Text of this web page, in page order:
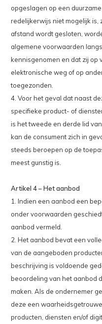
opgeslagen op een
redelijkerwijs niet mogelijk is,
afstand wordt gesloten,
algemene voorwaarden
kennisgenomen en dat zij op
elektronische weg of op
toegezonden.
4. Voor het geval dat naast
specifieke product- of
is het tweede en derde lid
kan de consument zich in
steeds beroepen op de
meest gunstig is.
Artikel 4 – Het aanbod
1. Indien een aanbod een
onder voorwaarden
aanbod vermeld.
2. Het aanbod bevat een
van de aangeboden
beschrijving is voldoende
beoordeling van het aanbod
maken. Als de ondernemer
deze een
producten, diensten en/of